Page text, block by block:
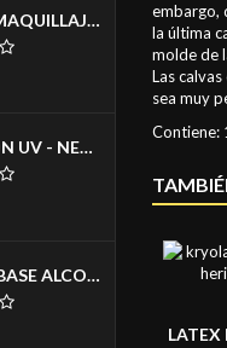
BASE DE MAQUILLAJE LIQUIDA - 4K FOUNDATION 30 ML.
CAMELEON UV - NEON AGUACOLOR PASTILLA 32 GR.
PALETA / BASE ALCOHOL - ON SET PALETTE FX - 10 COLORES
embargo,
la última
molde de
Las
sea muy
Contiene:
LATEX